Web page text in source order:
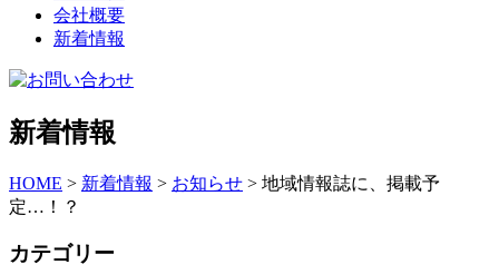
会社概要
新着情報
新着情報
HOME > 新着情報 > お知らせ > 地域情報誌に、掲載予
定…！？
カテゴリー